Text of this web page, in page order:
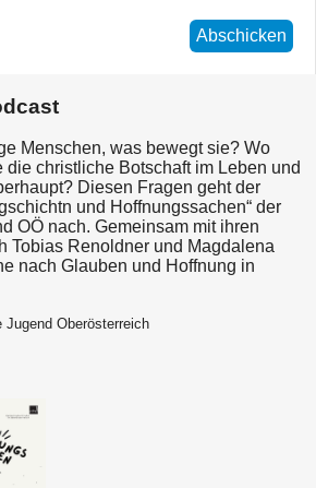
Abschicken
Menschen, was bewegt sie? Wo
die christliche Botschaft im Leben und
Diesen Fragen geht der
und Hoffnungssachen“ der
OÖ nach. Gemeinsam mit ihren
Tobias Renoldner und Magdalena
nach Glauben und Hoffnung in
Oberösterreich